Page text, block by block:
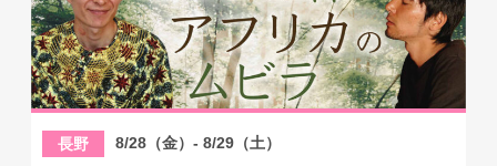
長野 8/28（金）- 8/29（土）